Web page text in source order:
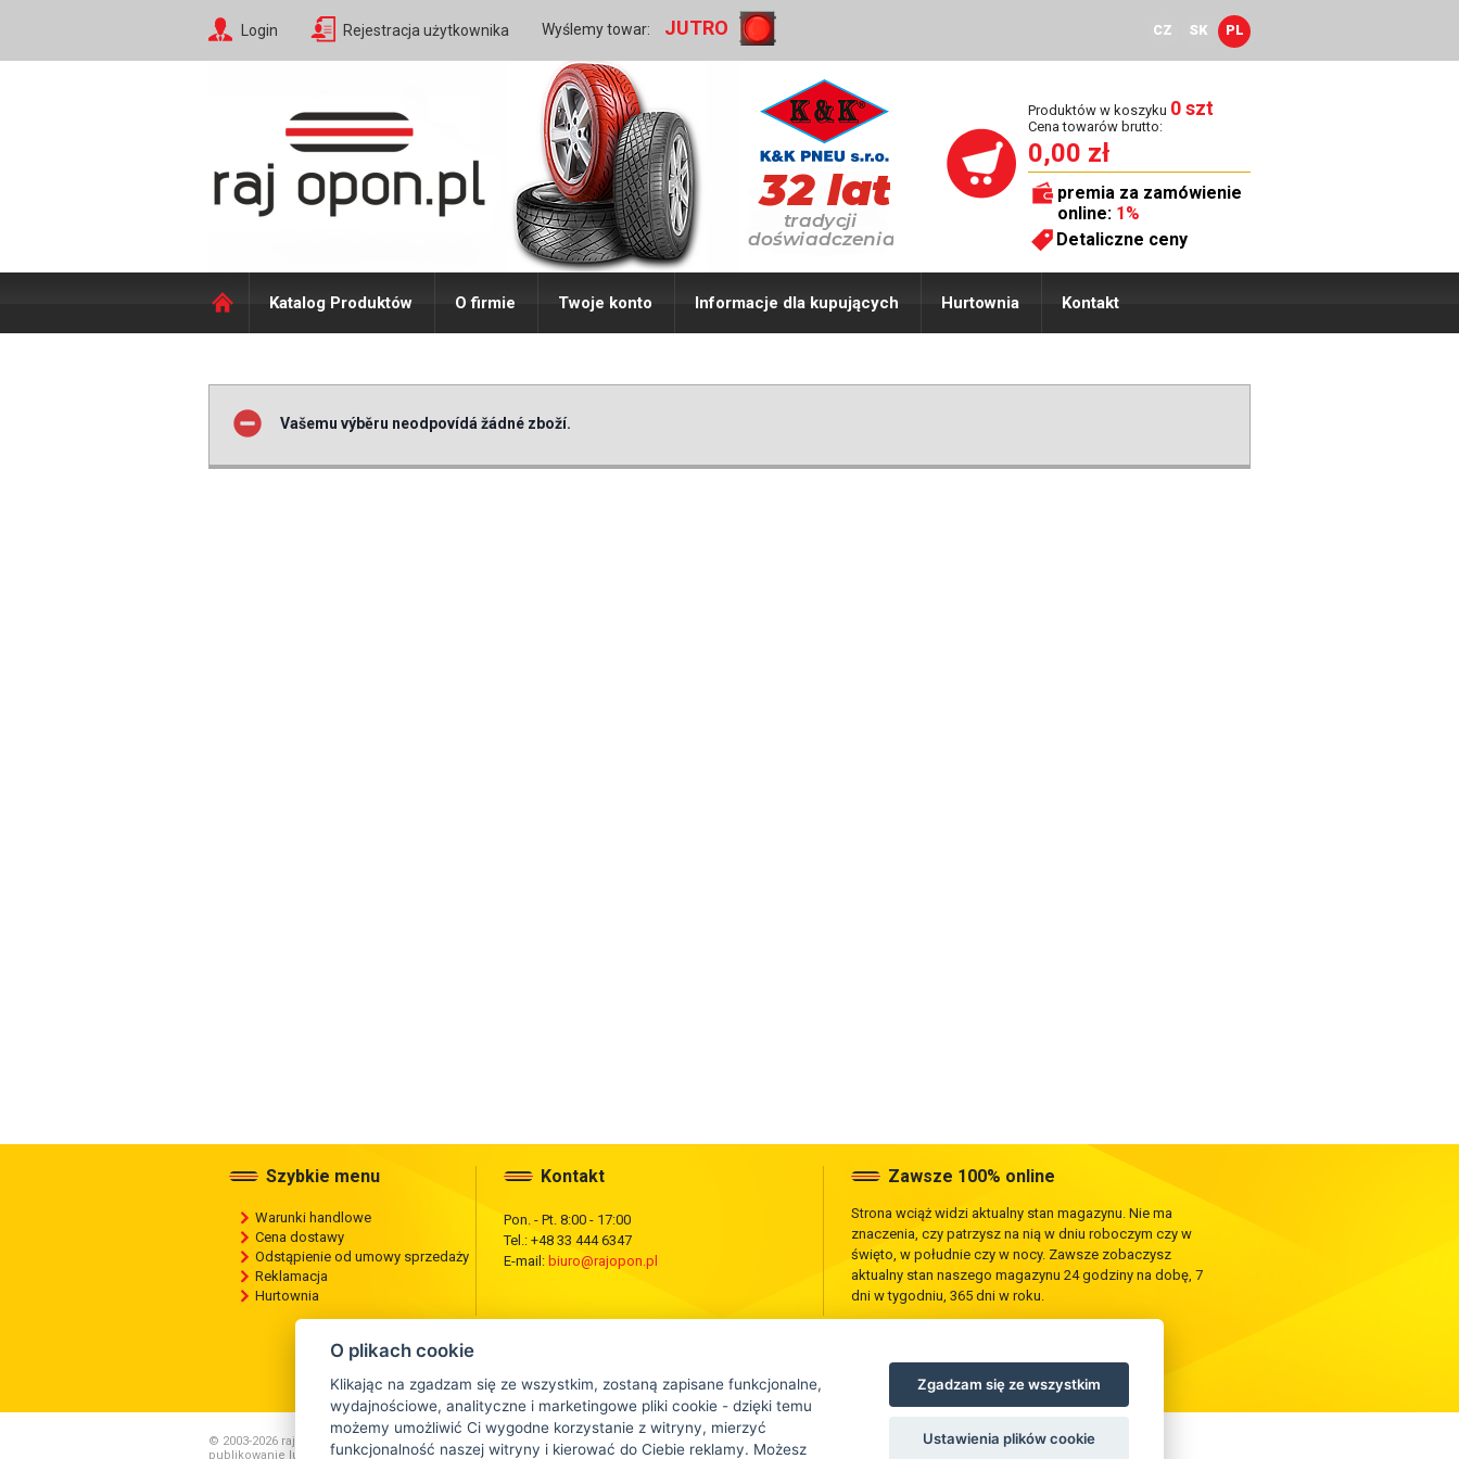
Login Rejestracja użytkownika Wyślemy towar: JUTRO CZ SK PL
Produktów w koszyku 0 szt
Cena towarów brutto:
0,00 zł
premia za zamówienie
online: 1%
Detaliczne ceny
Katalog Produktów O firmie Twoje konto Informacje dla kupujących Hurtownia Kontakt
Vašemu výběru neodpovídá žádné zboží.
Szybkie menu
Warunki handlowe
Cena dostawy
Odstąpienie od umowy sprzedaży
Reklamacja
Hurtownia
Kontakt
Pon. - Pt. 8:00 - 17:00
Tel.: +48 33 444 6347
E-mail: biuro@rajopon.pl
Zawsze 100% online
Strona wciąż widzi aktualny stan magazynu. Nie ma
znaczenia, czy patrzysz na nią w dniu roboczym czy w
święto, w południe czy w nocy. Zawsze zobaczysz
aktualny stan naszego magazynu 24 godziny na dobę, 7
dni w tygodniu, 365 dni w roku.
© 2003-2026 rajopon.pl , Wszelkie kopiowanie ,
publikowanie lub rozpowszechnianie zawartości tej strony jest zabronione.
O plikach cookie
Klikając na zgadzam się ze wszystkim, zostaną zapisane funkcjonalne,
wydajnościowe, analityczne i marketingowe pliki cookie - dzięki temu
możemy umożliwić Ci wygodne korzystanie z witryny, mierzyć
funkcjonalność naszej witryny i kierować do Ciebie reklamy. Możesz
Zgadzam się ze wszystkim
Ustawienia plików cookie